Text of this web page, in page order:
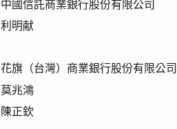
中國信託商業銀行股份有限公司
利明献
花旗（台灣）商業銀行股份有限公司
莫兆鴻
陳正欽